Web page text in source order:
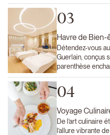
03
Havre de Bien-
Détendez-vous
Guerlain, conçus
parenthèse
04
Voyage
De l’art culinaire
l’allure vibrante